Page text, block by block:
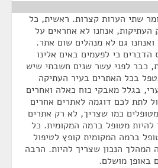
שתי הערות קצרות. ראשית, כל
העתיקות, אנחנו לא אחראים על
ואנחנו גם לא מנהלים שום אתר.
כי לפעמים באים אלינו
כבר לפני עשר שנים חשבתי שיש
בכל האתרים בעיר העתיקה
בגלל מאבקי כוח כאלה ואחרים
לתת לכם דוגמה לאתרים אחרים
כמו שצריך, לא רק אתרים
להיות מטופל ברמה המקומית. כל
ברמה המקומית קופץ לטיפול
המהלך הנכון שצריך להיות. הרבה
באופן מושלם.